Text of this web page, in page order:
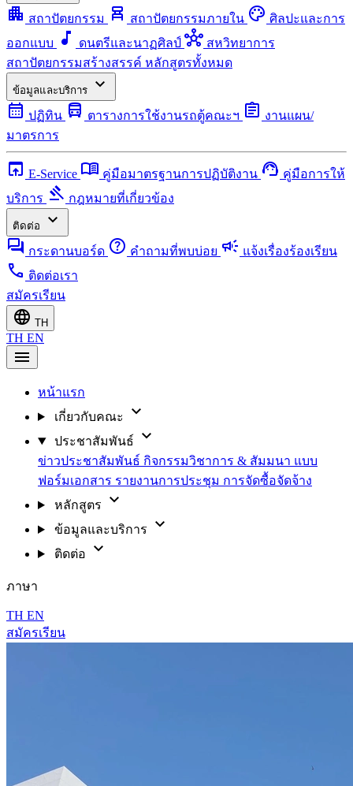
apartment สถาปัตยกรรม chair_alt สถาปัตยกรรมภายใน palette ศิลปะและการ
ออกแบบ
music_note ดนตรีและนาฏศิลป์ hub สหวิทยาการ
สถาปัตยกรรมสร้างสรรค์ หลักสูตรทั้งหมด
ข้อมูลและบริการ
expand_more
calendar_month ปฏิทิน directions_bus ตารางการใช้งานรถตู้คณะฯ assignment งานแผน/
มาตรการ
open_in_browser E-Service menu_book คู่มือมาตรฐานการปฏิบัติงาน support_agent คู่มือการให้
บริการ gavel กฎหมายที่เกี่ยวข้อง
ติดต่อ
expand_more
forum กระดานบอร์ด help คำถามที่พบบ่อย campaign แจ้งเรื่องร้องเรียน
call ติดต่อเรา
สมัครเรียน
language TH
TH EN
menu
หน้าแรก
เกี่ยวกับคณะ
expand_more
ประชาสัมพันธ์ expand_more
ข่าวประชาสัมพันธ์ กิจกรรมวิชาการ & สัมมนา แบบ
ฟอร์มเอกสาร รายงานการประชุม การจัดซื้อจัดจ้าง
หลักสูตร
expand_more
ข้อมูลและบริการ expand_more
ติดต่อ expand_more
ภาษา
TH EN
สมัครเรียน